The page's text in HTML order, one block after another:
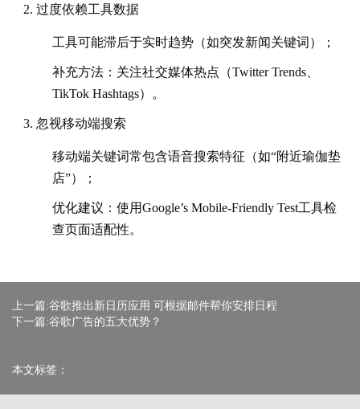
过度依赖工具数据
工具可能滞后于实时趋势（如突发新闻关键词）；
补充方法：关注社交媒体热点（Twitter Trends、
TikTok Hashtags）。
忽视移动端搜索
移动端关键词常包含语音搜索特征（如“附近瑜伽垫
店”）；
优化建议：使用Google’s Mobile-Friendly Test工具检
查页面适配性。
上一篇:谷歌推出新日历应用 可根据邮件帮你安排日程
下一篇:谷歌广告的五大优势？
本文标签：